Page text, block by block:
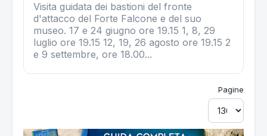
Visita guidata dei bastioni del fronte
d'attacco del Forte Falcone e del suo
museo. 17 e 24 giugno ore 19.15 1, 8, 29
luglio ore 19.15 12, 19, 26 agosto ore 19.15 2
e 9 settembre, ore 18.00...
Pagine